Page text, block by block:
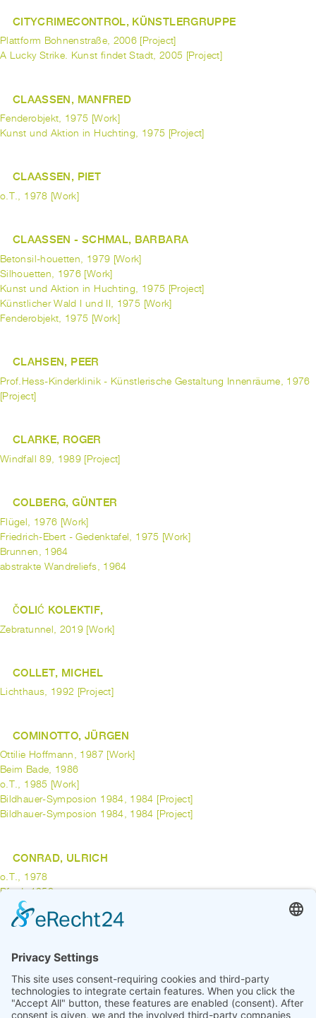
CITYCRIMECONTROL, KÜNSTLERGRUPPE
Plattform Bohnenstraße, 2006 [Project]
A Lucky Strike. Kunst findet Stadt, 2005 [Project]
CLAASSEN, MANFRED
Fenderobjekt, 1975 [Work]
Kunst und Aktion in Huchting, 1975 [Project]
CLAASSEN, PIET
o.T., 1978 [Work]
CLAASSEN - SCHMAL, BARBARA
Betonsil-houetten, 1979 [Work]
Silhouetten, 1976 [Work]
Kunst und Aktion in Huchting, 1975 [Project]
Künstlicher Wald I und II, 1975 [Work]
Fenderobjekt, 1975 [Work]
CLAHSEN, PEER
Prof.Hess-Kinderklinik - Künstlerische Gestaltung Innenräume, 1976
[Project]
CLARKE, ROGER
Windfall 89, 1989 [Project]
COLBERG, GÜNTER
Flügel, 1976 [Work]
Friedrich-Ebert - Gedenktafel, 1975 [Work]
Brunnen, 1964
abstrakte Wandreliefs, 1964
ČOLIĆ KOLEKTIF,
Zebratunnel, 2019 [Work]
COLLET, MICHEL
Lichthaus, 1992 [Project]
COMINOTTO, JÜRGEN
Ottilie Hoffmann, 1987 [Work]
Beim Bade, 1986
o.T., 1985 [Work]
Bildhauer-Symposion 1984, 1984 [Project]
Bildhauer-Symposion 1984, 1984 [Project]
CONRAD, ULRICH
o.T., 1978
Pferd, 1958
Quote in Time, 1995 [Work]
1
2
3